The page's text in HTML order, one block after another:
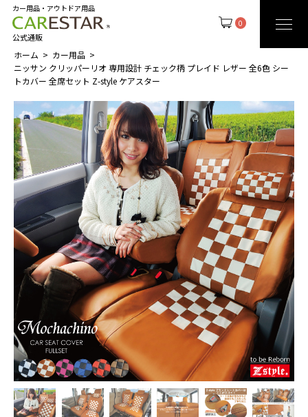
0
カー用品・アウトドア用品
公式通販
ホーム
カー用品
ニッサン クリッパーリオ 専用設計 チェック柄 プレイド レザー 全6色 シー
トカバー 全席セット Z-style ケアスター